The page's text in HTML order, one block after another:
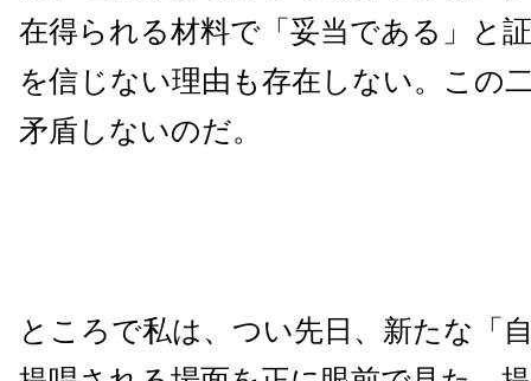
在得られる材料で「妥当である」と
を信じない理由も存在しない。この
矛盾しないのだ。
ところで私は、つい先日、新たな「